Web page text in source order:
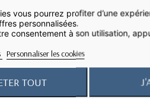
passe ne
Où en
vous pourrez profiter d’une
personnalisées.
consentement à son utilisation,
Personnaliser les cookies
TOUT